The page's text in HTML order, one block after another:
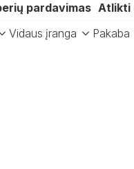
pardavimas Atlikti
Vidaus įranga Pakaba